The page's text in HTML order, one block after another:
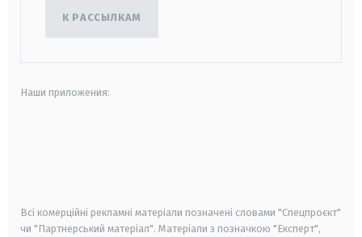
К РАССЫЛКАМ
Наши приложения:
Всі комерційні рекламні матеріали позначені словами "Спецпроєкт"
чи "Партнерський матеріал". Матеріали з позначкою "Експерт",